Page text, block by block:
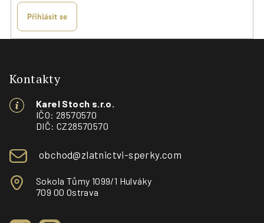
Přihlásit se
Kontakty
Karel Stoch s.r.o.
IČO: 28570570
DIČ: CZ28570570
obchod@zlatnictvi-sperky.com
Sokola Tůmy 1099/1 Hulváky
709 00 Ostrava